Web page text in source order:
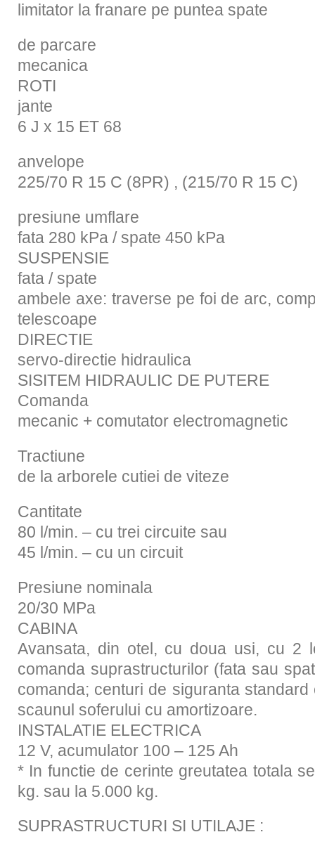
limitator la franare pe puntea spate
de parcare
mecanica
ROTI
jante
6 J x 15 ET 68
anvelope
225/70 R 15 C (8PR) , (215/70 R 15 C)
presiune umflare
fata 280 kPa / spate 450 kPa
SUSPENSIE
fata / spate
ambele axe: traverse pe foi de arc,
telescoape
DIRECTIE
servo-directie hidraulica
SISITEM HIDRAULIC DE PUTERE
Comanda
mecanic + comutator electromagnetic
Tractiune
de la arborele cutiei de viteze
Cantitate
80 l/min. – cu trei circuite sau
45 l/min. – cu un circuit
Presiune nominala
20/30 MPa
CABINA
Avansata, din otel, cu doua usi, cu 2
comanda suprastructurilor (fata sau
comanda; centuri de siguranta
scaunul soferului cu amortizoare.
INSTALATIE ELECTRICA
12 V, acumulator 100 – 125 Ah
* In functie de cerinte greutatea totala
kg. sau la 5.000 kg.
SUPRASTRUCTURI SI UTILAJE :